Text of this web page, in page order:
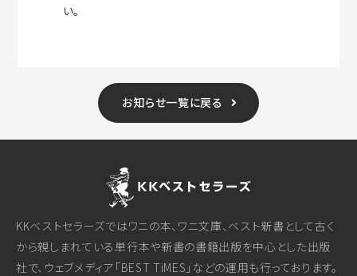
い。
お知らせ一覧に戻る
KKベストセラーズではワニの本、ワニ文庫、ベスト新書として古く
から親しまれている単行本や新書の書籍出版を中心とした出版
社で、ウェブメディア「BEST TiMES」などの運用も行っております。